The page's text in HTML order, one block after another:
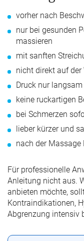
vorher nach
nur bei gesunden
massieren
mit sanften
nicht direkt auf der
Druck nur
keine ruckartigen
bei Schmerzen
lieber kürzer und
nach der Massage
Für professionelle
Anleitung nicht aus.
anbieten möchte,
Kontraindikationen,
Abgrenzung intensiv